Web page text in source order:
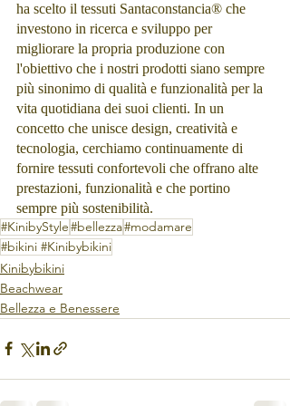
ha scelto il tessuti Santaconstancia® che
investono in ricerca e sviluppo per
migliorare la propria produzione con
l'obiettivo che i nostri prodotti siano sempre
più sinonimo di qualità e funzionalità per la
vita quotidiana dei suoi clienti. In un
concetto che unisce design, creatività e
tecnologia, cerchiamo continuamente di
fornire tessuti confortevoli che offrano alte
prestazioni, funzionalità e che portino
sempre più sostenibilità.
#KinibyStyle#bellezza#modamare
#bikini #Kinibybikini
Kinibybikini
Beachwear
Bellezza e Benessere